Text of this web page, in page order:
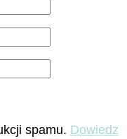
spamu. Dowiedz